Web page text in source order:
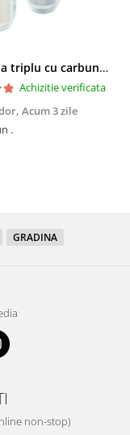
Filtru apa triplu cu carbune/bumbac/sita 3x3/4"*10
Achizitie verificata
Acum 3 zile
.
GRADINA
non-stop)